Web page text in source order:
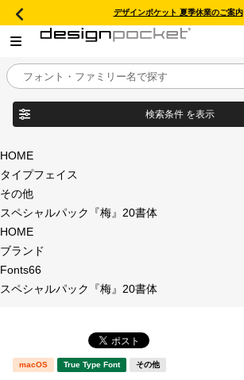
デザインポケット 夏季休業のご案内
目的別フォントガイド
特集
年間ライセンス商品
新着一覧
検索条件 を表示
商品名
フォント形式
タイプフェイス
明朝体
HOME
タイプフェイス
その他
スペシャルパック『梅』20書体
HOME
ブランド
Fonts66
スペシャルパック『梅』20書体
macOS True Type Font その他